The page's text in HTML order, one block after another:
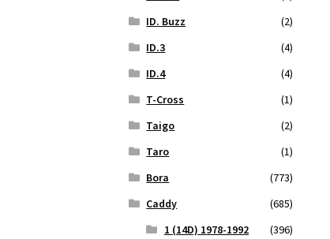
ID. Buzz
(2)
ID.3
(4)
ID.4
(4)
T-Cross
(1)
Taigo
(2)
Taro
(1)
Bora
(773)
Caddy
(685)
1 (14D) 1978-1992
(396)